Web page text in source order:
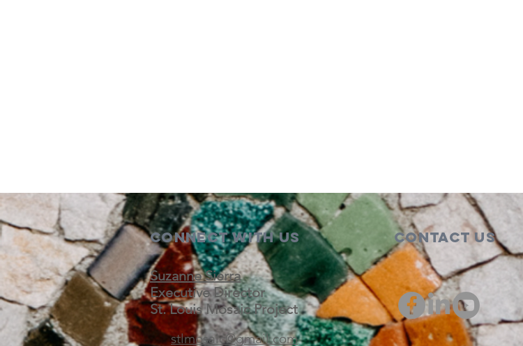
Connect with us
Suzanne Sierra
Executive Director
St. Louis Mosaic Project
stlmosaic@gmail.com
Contact Us